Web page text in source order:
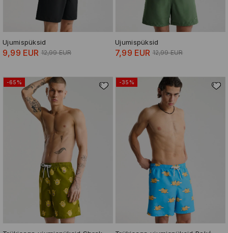
Ujumispüksid
9,99 EUR 12,99 EUR
Ujumispüksid
7,99 EUR 12,99 EUR
-65% -35%